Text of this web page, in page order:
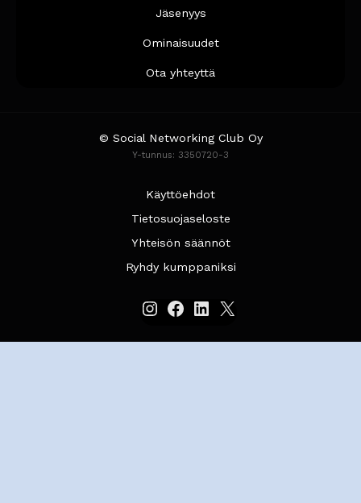
Jäsenyys
Ominaisuudet
Ota yhteyttä
© Social Networking Club Oy
Y-tunnus: 3350720-3
Käyttöehdot
Tietosuojaseloste
Yhteisön säännöt
Ryhdy kumppaniksi